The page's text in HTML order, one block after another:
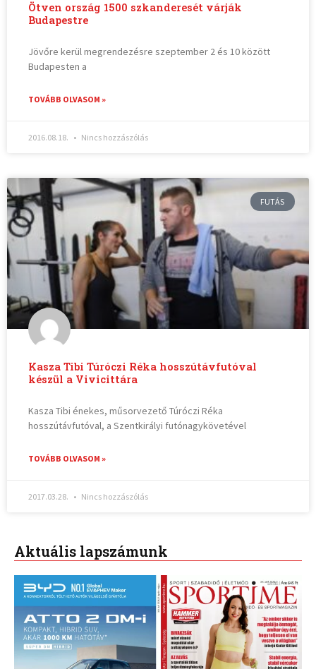
Ötven ország 1500 szkanderesét várják
Budapestre
Jövőre kerül megrendezésre szeptember 2 és 10 között
Budapesten a
TOVÁBB OLVASOM »
2016.08.18. Nincs hozzászólás
FUTÁS
Kasza Tibi Túróczi Réka hosszútávfutóval
készül a Vivicittára
Kasza Tibi énekes, műsorvezető Túróczi Réka
hosszútávfutóval, a Szentkirályi futónagykövetével
TOVÁBB OLVASOM »
2017.03.28. Nincs hozzászólás
Aktuális lapszámunk